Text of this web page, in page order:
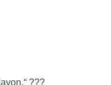
???